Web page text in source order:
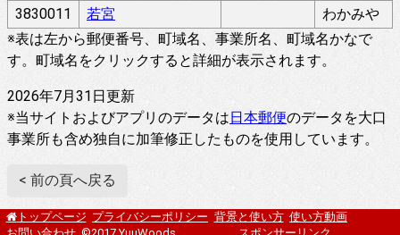
3830011
若宮
わかみや
※表は左から郵便番号、町域名、事業所名、町域名かなで
す。町域名をクリックすると詳細が表示されます。
2026年7月31日更新
※当サイトおよびアプリのデータは日本郵便のデータを大口
事業所も含め独自に加筆修正したものを使用しています。
< 前の頁へ戻る
トップページ プライバシーポリシー 背景と使い方 使い方動画